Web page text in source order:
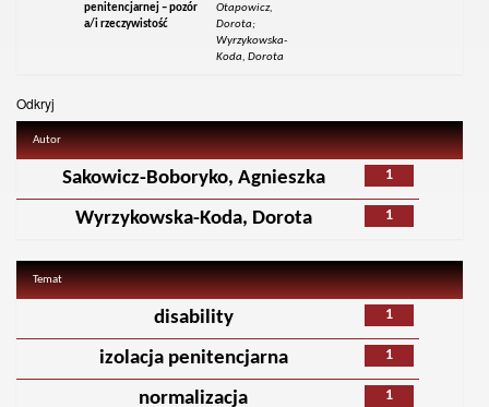
penitencjarnej – pozór
a/i rzeczywistość
Otapowicz,
Dorota;
Wyrzykowska-
Koda, Dorota
Odkryj
Autor
1
Sakowicz-Boboryko, Agnieszka
1
Wyrzykowska-Koda, Dorota
Temat
1
disability
1
izolacja penitencjarna
1
normalizacja